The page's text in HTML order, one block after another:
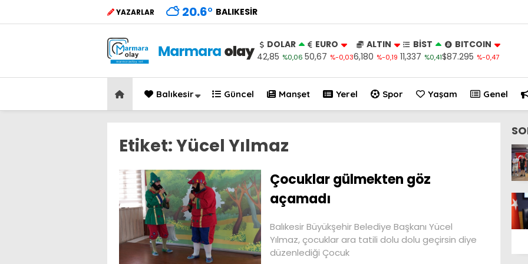
YAZARLAR 20.6° BALIKESIR
DOLAR
42,85 %0,06
EURO
50,67 %-0,03
ALTIN
6,180 %-0,19
BİST
11,337 %0,41
BITCOIN
$87.295 %-0,47
Balıkesir Güncel Manşet Yerel Spor Yaşam Genel
Etiket:Yücel Yılmaz
Çocuklar gülmekten göz
açamadı
Balıkesir Büyükşehir Belediye Başkanı Yücel
Yılmaz, çocuklar ara tatili dolu dolu geçirsin diye
düzenlediği Çocuk